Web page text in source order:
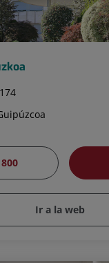
Ir a la web